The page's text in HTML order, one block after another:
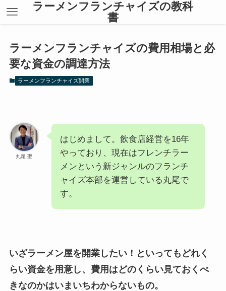
ラーメンフランチャイズの教科
書
ラーメンフランチャイズの費用相場と必
要な資金の調達方法
ラーメンフランチャイズ開業
丸尾 聖
はじめまして。飲食店経営を16年
やっており、現在はフレンチラー
メンという新ジャンルのフランチ
ャイズ本部を運営している丸尾で
す。
いざラーメン屋を開業したい！といってもどれく
らい資金を用意し、費用はどのくらい見ておくべ
きなのかはいまいちわからないもの。